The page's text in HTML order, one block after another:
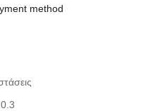
method